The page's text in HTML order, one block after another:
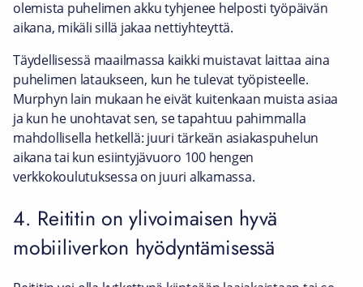
olemista puhelimen akku tyhjenee helposti työpäivän
aikana, mikäli sillä jakaa nettiyhteyttä.
Täydellisessä maailmassa kaikki muistavat laittaa aina
puhelimen lataukseen, kun he tulevat työpisteelle.
Murphyn lain mukaan he eivät kuitenkaan muista asiaa
ja kun he unohtavat sen, se tapahtuu pahimmalla
mahdollisella hetkellä: juuri tärkeän asiakaspuhelun
aikana tai kun esiintyjävuoro 100 hengen
verkkokoulutuksessa on juuri alkamassa.
4. Reititin on ylivoimaisen hyvä
mobiiliverkon hyödyntämisessä